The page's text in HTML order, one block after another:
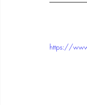
https://